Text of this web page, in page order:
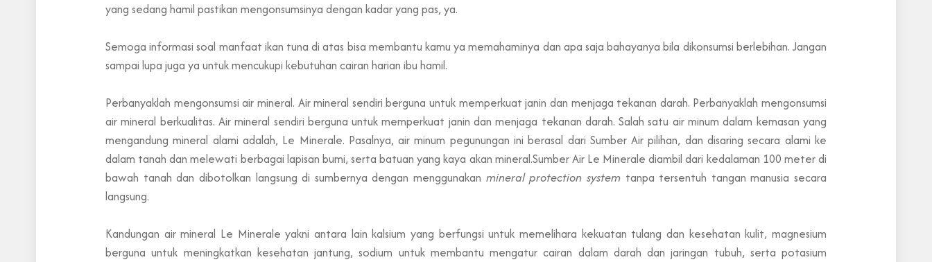
yang sedang hamil pastikan mengonsumsinya dengan kadar yang pas, ya.
Semoga informasi soal manfaat ikan tuna di atas bisa membantu kamu ya memahaminya dan apa saja bahayanya bila dikonsumsi berlebihan. Jangan
sampai lupa juga ya untuk mencukupi kebutuhan cairan harian ibu hamil.
Perbanyaklah mengonsumsi air mineral. Air mineral sendiri berguna untuk memperkuat janin dan menjaga tekanan darah. Perbanyaklah mengonsumsi
air mineral berkualitas. Air mineral sendiri berguna untuk memperkuat janin dan menjaga tekanan darah. Salah satu air minum dalam kemasan yang
mengandung mineral alami adalah, Le Minerale. Pasalnya, air minum pegunungan ini berasal dari Sumber Air pilihan, dan disaring secara alami ke
dalam tanah dan melewati berbagai lapisan bumi, serta batuan yang kaya akan mineral.Sumber Air Le Minerale diambil dari kedalaman 100 meter di
bawah tanah dan dibotolkan langsung di sumbernya dengan menggunakan mineral protection systemtanpa tersentuh tangan manusia secara
langsung.
Kandungan air mineral Le Minerale yakni antara lain kalsium yang berfungsi untuk memelihara kekuatan tulang dan kesehatan kulit, magnesium
berguna untuk meningkatkan kesehatan jantung, sodium untuk membantu mengatur cairan dalam darah dan jaringan tubuh, serta potasium